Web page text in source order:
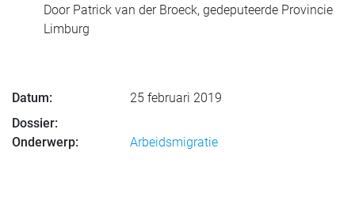
Door Patrick van der Broeck, gedeputeerde Provincie
Limburg
Datum:
25 februari 2019
Dossier:
Onderwerp:
Arbeidsmigratie